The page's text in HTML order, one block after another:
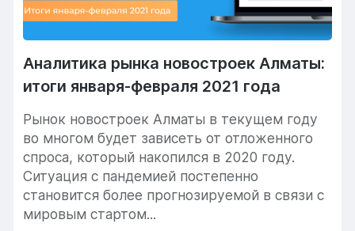
Аналитика рынка новостроек Алматы:
итоги января-февраля 2021 года
Рынок новостроек Алматы в текущем году
во многом будет зависеть от отложенного
спроса, который накопился в 2020 году.
Ситуация с пандемией постепенно
становится более прогнозируемой в связи с
мировым стартом...